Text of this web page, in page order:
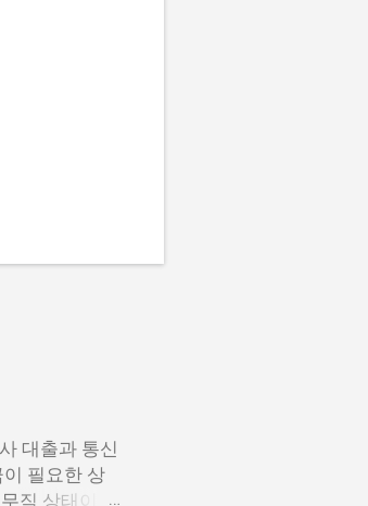
대출과 통신
필요한 상
직 상태이거